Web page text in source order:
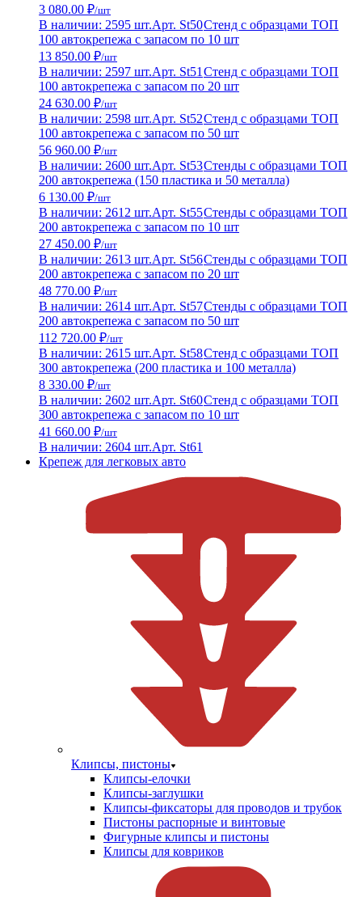
3 080.00 ₽/шт
В наличии: 2595 шт.Арт. St50Стенд с образцами ТОП
100 автокрепежа с запасом по 10 шт
13 850.00 ₽/шт
В наличии: 2597 шт.Арт. St51 Стенд с образцами ТОП
100 автокрепежа с запасом по 20 шт
24 630.00 ₽/шт
В наличии: 2598 шт.Арт. St52Стенд с образцами ТОП
100 автокрепежа с запасом по 50 шт
56 960.00 ₽/шт
В наличии: 2600 шт.Арт. St53Стенды с образцами ТОП
200 автокрепежа (150 пластика и 50 металла)
6 130.00 ₽/шт
В наличии: 2612 шт.Арт. St55Стенды с образцами ТОП
200 автокрепежа с запасом по 10 шт
27 450.00 ₽/шт
В наличии: 2613 шт.Арт. St56Стенды с образцами ТОП
200 автокрепежа с запасом по 20 шт
48 770.00 ₽/шт
В наличии: 2614 шт.Арт. St57Стенды с образцами ТОП
200 автокрепежа с запасом по 50 шт
112 720.00 ₽/шт
В наличии: 2615 шт.Арт. St58Стенд с образцами ТОП
300 автокрепежа (200 пластика и 100 металла)
8 330.00 ₽/шт
В наличии: 2602 шт.Арт. St60Стенд с образцами ТОП
300 автокрепежа с запасом по 10 шт
41 660.00 ₽/шт
В наличии: 2604 шт.Арт. St61
Крепеж для легковых авто
Клипсы, пистоны
Клипсы-елочки
Клипсы-заглушки
Клипсы-фиксаторы для проводов и трубок
Пистоны распорные и винтовые
Фигурные клипсы и пистоны
Клипсы для ковриков